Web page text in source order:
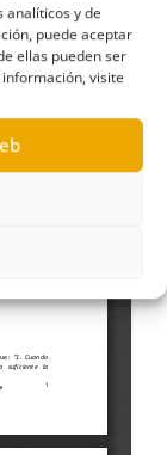
analíticos y de
puede aceptar
ellas pueden ser
visite